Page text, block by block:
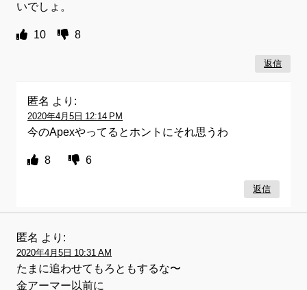
いでしょ。
10 8
返信
匿名 より:
2020年4月5日 12:14 PM
今のApexやってるとホントにそれ思うわ
8 6
返信
匿名 より:
2020年4月5日 10:31 AM
たまに追わせてもろともするな〜
金アーマー以前に